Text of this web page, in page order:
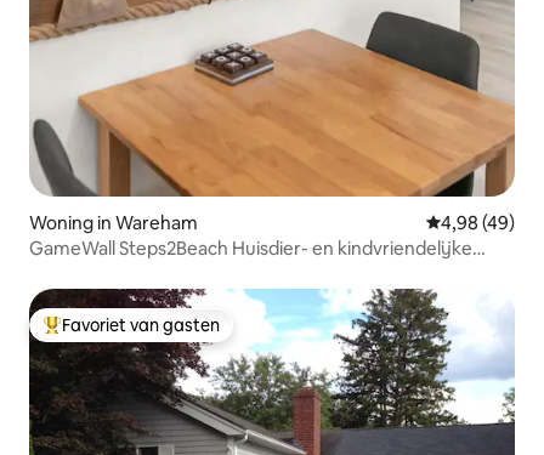
Woning in Wareham Gemiddelde
4,98 (49)
GameWall Steps2Beach Huisdier- en kindvriendelijke
Topfavoriet van gasten
Favoriet van gasten